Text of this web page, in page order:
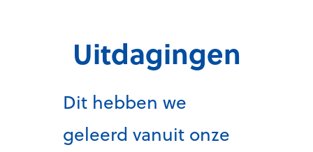
Uitdagingen
Dit hebben we
geleerd vanuit onze